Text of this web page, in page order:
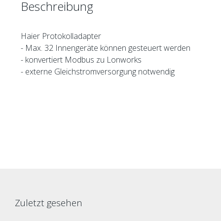
Beschreibung
Haier Protokolladapter
- Max. 32 Innengeräte können gesteuert werden
- konvertiert Modbus zu Lonworks
- externe Gleichstromversorgung notwendig
Zuletzt gesehen